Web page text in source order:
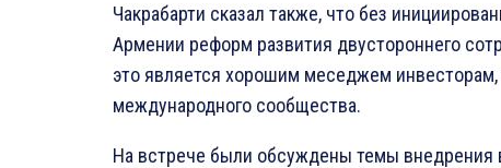
Чакрабарти сказал также, что без
Армении реформ развития двустороннего
это является хорошим меседжем
международного сообщества.
На встрече были обсуждены темы внедрения